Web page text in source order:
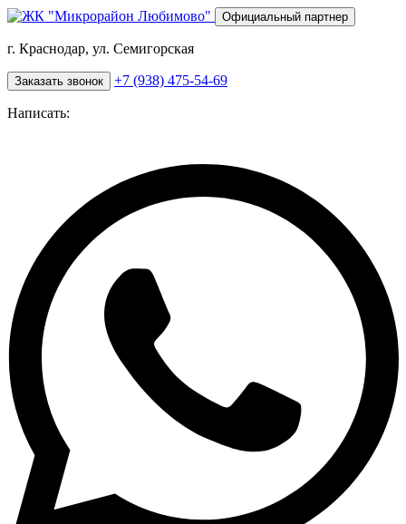
Перейти
основному
Официальный партнер
г. Краснодар, ул. Семигорская
Заказать звонок +7 (938) 475-54-69
Написать: